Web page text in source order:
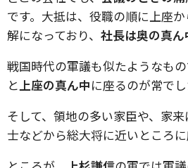
です。大抵は、役職の順に上座
解になっており、 社長は奥の真ん
戦国時代の軍議も似たようなも
と上座の真ん中に座るのが常でし
そして、領地の多い家臣や、家
士などから総大将に近いところに